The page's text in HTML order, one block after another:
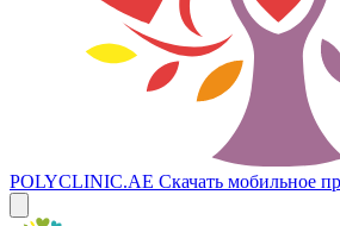
POLYCLINIC.AE Скачать мобильное